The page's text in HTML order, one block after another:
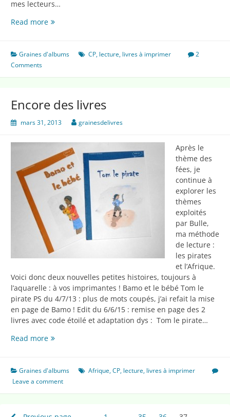
mes lecteurs…
Read morePremiers
Graines d'albums CP, lecture, livres à imprimer
2
Comments
Encore des livres
mars 31, 2013 grainesdelivres
Après le
thème des
fées, je
continue à
explorer les
thèmes
exploités
par Bulle,
ma méthode
de lecture :
les pirates
et l’Afrique.
Voici donc deux nouvelles petites histoires, toujours à
l’aquarelle : à vos imprimantes ! Bamo et le bébé Tom le
pirate PS du 4/7/13 : plus de mots coupés, j’ai refait la mise
en page de Bamo ! Edit du 6/6/15 : remise en page des 2
livres avec code étoilé et adaptation dys : Tom le pirate…
Read moreEncore
Graines d'albums Afrique,CP, lecture, livres à imprimer
Leave a comment